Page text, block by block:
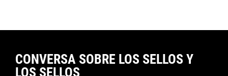
CONVERSA SOBRE LOS SELLOS Y
LOS SELLOS